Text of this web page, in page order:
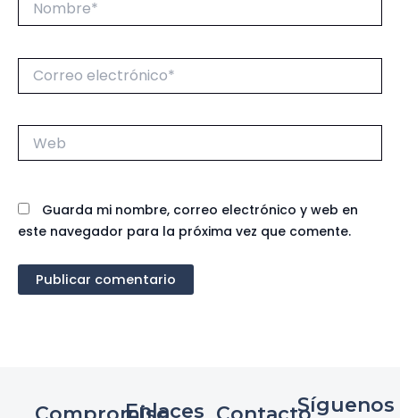
electrónico*
Guarda mi nombre, correo electrónico y web en
este navegador para la próxima vez que comente.
Enlaces
Síguenos